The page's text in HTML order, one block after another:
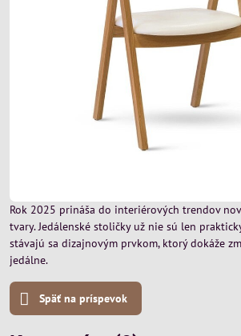
Rok 2025 prináša do interiérových trendov
tvary. Jedálenské stoličky už nie sú len
stávajú sa dizajnovým prvkom, ktorý dokáže
jedálne.
Späť na príspevok